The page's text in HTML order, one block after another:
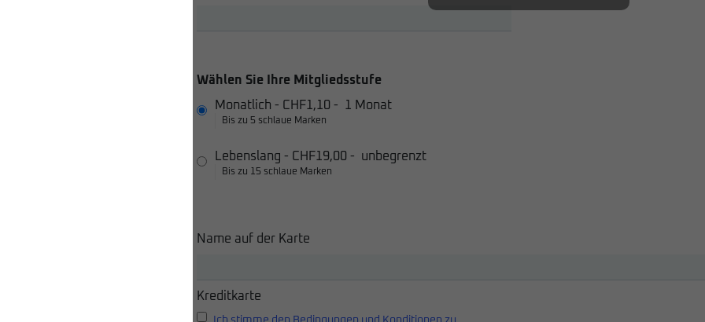
Wählen Sie Ihre Mitgliedsstufe
Monatlich - CHF1,10 - 1 Monat
Bis zu 5 schlaue Marken
Lebenslang - CHF19,00 - unbegrenzt
Bis zu 15 schlaue Marken
Name auf der Karte
Kreditkarte